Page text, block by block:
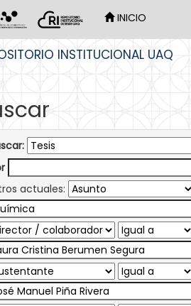
INICIO
INSTITUCIONAL UAQ
actuales: